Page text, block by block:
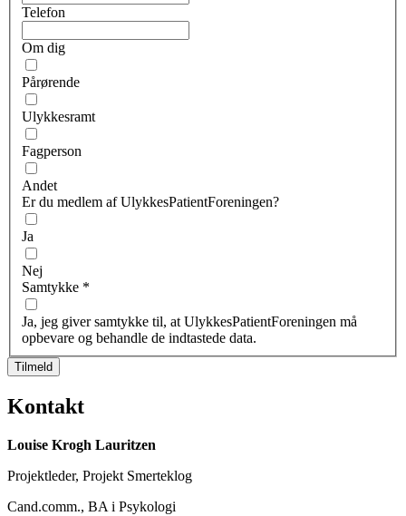
Telefon
Om dig
Pårørende
Ulykkesramt
Fagperson
Andet
Er du medlem af UlykkesPatientForeningen?
Ja
Nej
Samtykke *
Ja, jeg giver samtykke til, at UlykkesPatientForeningen må
opbevare og behandle de indtastede data.
Tilmeld
Kontakt
Louise Krogh Lauritzen
Projektleder, Projekt Smerteklog
Cand.comm., BA i Psykologi